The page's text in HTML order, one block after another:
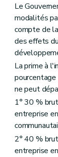
Le
modalités
compte de
des effets
La prime à
ne peut
1° 30 %
entreprise
2° 40 %
entreprise